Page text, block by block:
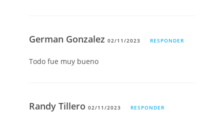
German Gonzalez02/11/2023 RESPONDER
Todo fue muy bueno
Randy Tillero02/11/2023 RESPONDER